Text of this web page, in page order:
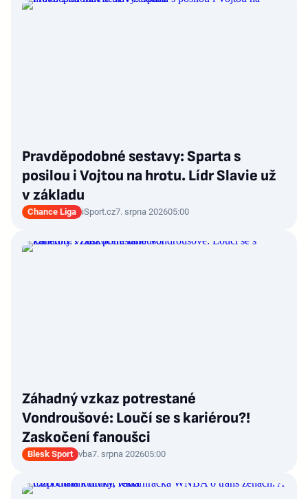
Pravděpodobné sestavy: Sparta s
posilou i Vojtou na hrotu. Lídr Slavie už
v základu
Chance Liga iSport.cz7. srpna 202605:00
Záhadný vzkaz potrestané
Vondroušové: Loučí se s kariérou?!
Zaskočení fanoušci
Blesk Sport vba7. srpna 202605:00